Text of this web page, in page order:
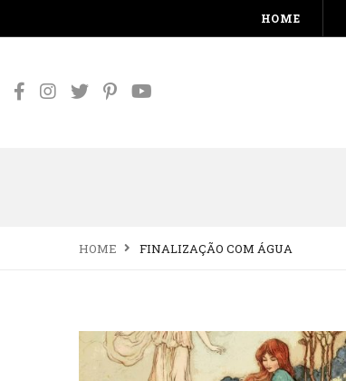
HOME
HOME FINALIZAÇÃO COM ÁGUA